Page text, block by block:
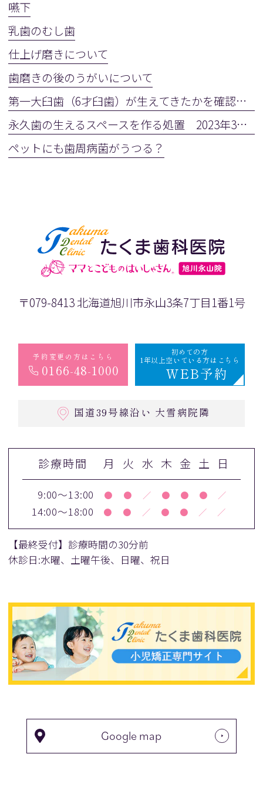
嚥下
乳歯のむし歯
仕上げ磨きについて
歯磨きの後のうがいについて
第一大臼歯（6才臼歯）が生えてきたかを確認しましょう
永久歯の生えるスペースを作る処置 2023年3月28日(火)
ペットにも歯周病菌がうつる？
〒079-8413 北海道旭川市永山3条7丁目1番1号
予約変更の方はこちら
0166-48-1000
初めての方
1年以上空いている方はこちら
WEB予約
国道39号線沿い 大雪病院隣
診療時間 月 火 水 木 金 土 日
9:00～13:00 ● ● ／ ● ● ● ／
14:00～18:00 ● ● ／ ● ● ／ ／
【最終受付】診療時間の30分前
休診日:水曜、土曜午後、日曜、祝日
Google map